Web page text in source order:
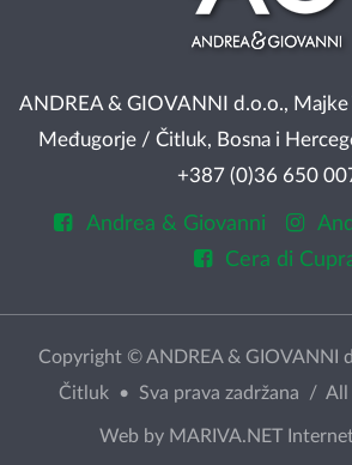
ANDREA & GIOVANNI d.o.o.,
Međugorje / Čitluk, Bosna i
+387 (0)36 650
Andrea & Giovanni
Cera di
Copyright © ANDREA & GIOVANNI
Čitluk • Sva prava zadržana / All
Web by MARIVA.NET